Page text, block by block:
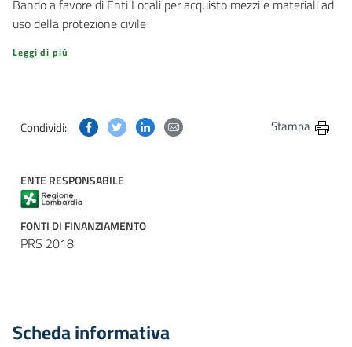
Bando a favore di Enti Locali per acquisto mezzi e materiali ad
uso della protezione civile
Leggi di più
Condividi: Condividi questa pagina su Facebook
Condividi questa pagina su Twitter
Condividi questa pagina su Linkedin
Condividi questa pagina via
Stampa
ENTE RESPONSABILE
FONTI DI FINANZIAMENTO
PRS 2018
Scheda informativa